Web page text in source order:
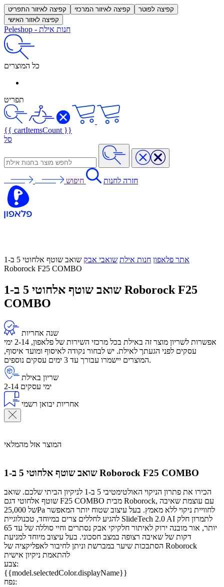
קפיצה לאיזור התפריט קפיצה לאיזור המרכזי
קפיצה לפוטר
קפיצה לאזור האישי
Peleshop - חנות אילת
כל המוצרים
תפריט
{{ cartItemsCount }}
סל
חזרה לחנות חיפוש
אתר פלאפון חנות אילת שואבי אבק
שואב שוטף אלחוטי 5 ב-1
Roborock F25 COMBO
שואב שוטף אלחוטי 5 ב-1 Roborock F25
COMBO
שנה אחריות
אפשרות לשריון מוצר זה באילת בכל מרכזי השירות של פלאפון, 2-14 ימי
עסקים לפני הגעתך לאילת. יש לבחור נקודה לאיסוף ומועד איסוף,
המוצרים יישמרו עבורך עד 3 ימים עסקים נוספים.
שריון באילת
2-14 ימי עסקים
אחריות יבואן רשמי
המוצר אזל מהמלאי
שואב שוטף אלחוטי 5 ב-1 Roborock F25 COMBO
הכירו את פתרון הניקוי האולטימטיבי 5 ב-1 לניקיון הביתי שלכם. שואב
שוטף אלחוטי דגם F25 COMBO מבית Roborock, עם עוצמת שאיבה
של 25,000Pa לחוויית ניקוי ללא מאמץ. בעל עיצוב שטוח יותר המאפשר
להגיע לחללים צרים במיוחד, טכנולוגיית SlideTech 2.0 AI לתמרון חלק
יותר, אור מובנה ירוק לאיתור חלקיקי אבק נסתרים וחיי סוללה של עד 65
דקות של שאיבה רצופה במצב חסכוני. בעל עיצוב מיוחד למניעת
הסתבכות שיער במברשת וניתן לחיבור לאפליקציה של Roborock
להתאמת ניקיון אישית
צבע:
{{model.selectedColor.displayName}}
נפח: